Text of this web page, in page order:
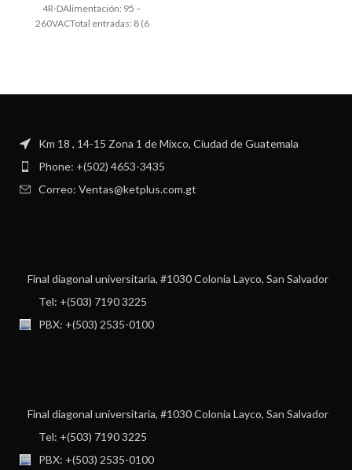
4R-DAlimentación: 95 –
260VACTotal entradas: 8 (6
Km 18 , 14-15 Zona 1 de Mixco, Ciudad de Guatemala
Phone: +(502) 4653-3435
Correo: Ventas@ketplus.com.gt
Final diagonal universitaria, #1030 Colonia Layco, San Salvador
Tel: +(503) 7190 3225
PBX: +(503) 2535-0100
Final diagonal universitaria, #1030 Colonia Layco, San Salvador
Tel: +(503) 7190 3225
PBX: +(503) 2535-0100